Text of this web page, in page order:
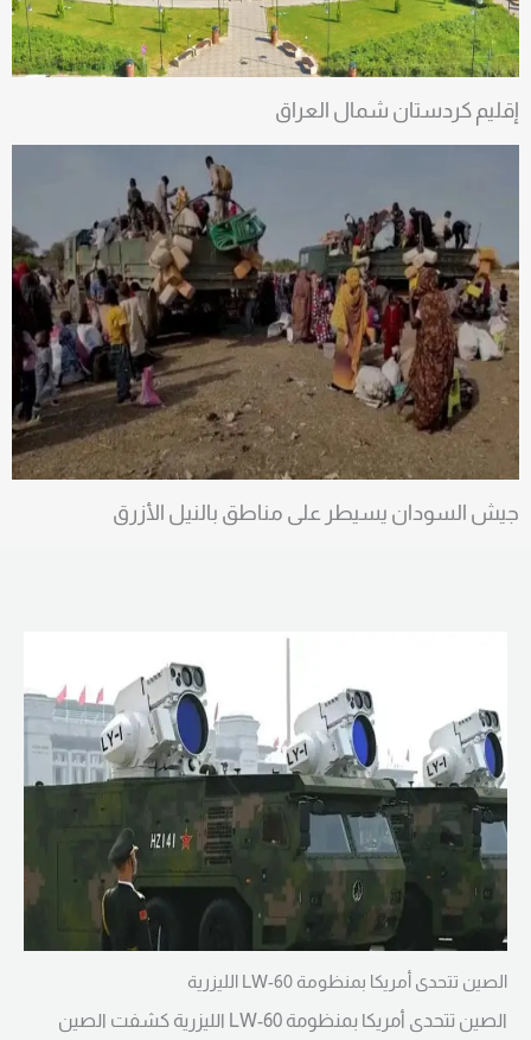
إقليم كردستان شمال العراق
جيش السودان يسيطر على مناطق بالنيل الأزرق
الصين تتحدى أمريكا بمنظومة LW-60 الليزرية
الصين تتحدى أمريكا بمنظومة LW-60 الليزرية كشفت الصين